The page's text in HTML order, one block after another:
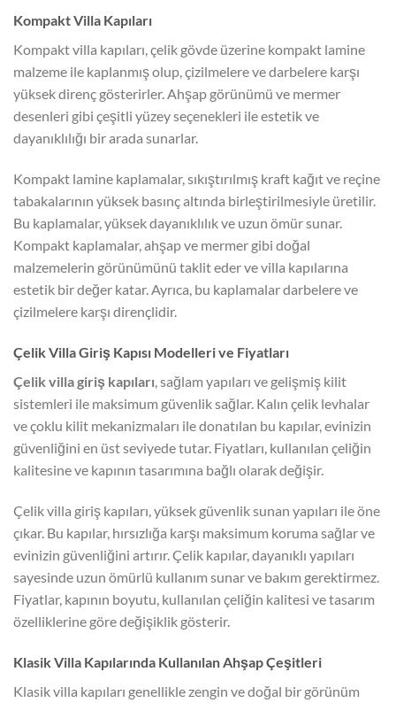
Kompakt Villa Kapıları
Kompakt villa kapıları, çelik gövde üzerine kompakt lamine
malzeme ile kaplanmış olup, çizilmelere ve darbelere karşı
yüksek direnç gösterirler. Ahşap görünümü ve mermer
desenleri gibi çeşitli yüzey seçenekleri ile estetik ve
dayanıklılığı bir arada sunarlar.
Kompakt lamine kaplamalar, sıkıştırılmış kraft kağıt ve reçine
tabakalarının yüksek basınç altında birleştirilmesiyle üretilir.
Bu kaplamalar, yüksek dayanıklılık ve uzun ömür sunar.
Kompakt kaplamalar, ahşap ve mermer gibi doğal
malzemelerin görünümünü taklit eder ve villa kapılarına
estetik bir değer katar. Ayrıca, bu kaplamalar darbelere ve
çizilmelere karşı dirençlidir.
Çelik Villa Giriş Kapısı Modelleri ve Fiyatları
Çelik villa giriş kapıları, sağlam yapıları ve gelişmiş kilit
sistemleri ile maksimum güvenlik sağlar. Kalın çelik levhalar
ve çoklu kilit mekanizmaları ile donatılan bu kapılar, evinizin
güvenliğini en üst seviyede tutar. Fiyatları, kullanılan çeliğin
kalitesine ve kapının tasarımına bağlı olarak değişir.
Çelik villa giriş kapıları, yüksek güvenlik sunan yapıları ile öne
çıkar. Bu kapılar, hırsızlığa karşı maksimum koruma sağlar ve
evinizin güvenliğini artırır. Çelik kapılar, dayanıklı yapıları
sayesinde uzun ömürlü kullanım sunar ve bakım gerektirmez.
Fiyatlar, kapının boyutu, kullanılan çeliğin kalitesi ve tasarım
özelliklerine göre değişiklik gösterir.
Klasik Villa Kapılarında Kullanılan Ahşap Çeşitleri
Klasik villa kapıları genellikle zengin ve doğal bir görünüm